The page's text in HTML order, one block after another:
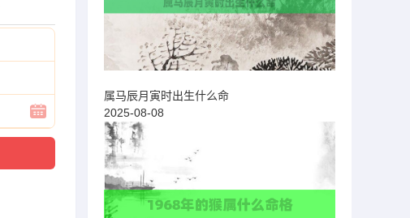
属马辰月寅时出生什么命
2025-08-08